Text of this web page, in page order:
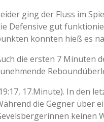
ging der Fluss im
Defensive gut
konnten hieß es
die ersten 7 Minuten
17.Minute). In den
die Gegner über
keinen